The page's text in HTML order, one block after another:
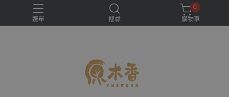
選單 搜尋
0
購物車